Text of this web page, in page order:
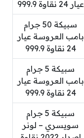
عيار 24 نقاوة 999.9
سبيكة 50 جرام
بامب العروسة عيار
24 نقاوة 999.9
سبيكة 5 جرام
بامب العروسة عيار
24 نقاوة 999.9
سبيكة 5 جرام
سويسري – لونر